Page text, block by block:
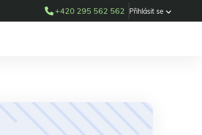
+420 295 562 562 Přihlásit se